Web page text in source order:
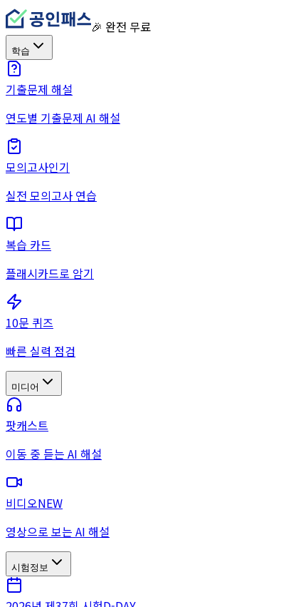
🎉 완전 무료
학습
기출문제 해설
연도별 기출문제 AI 해설
모의고사인기
실전 모의고사 연습
복습 카드
플래시카드로 암기
10문 퀴즈
빠른 실력 점검
미디어
팟캐스트
이동 중 듣는 AI 해설
비디오NEW
영상으로 보는 AI 해설
시험정보